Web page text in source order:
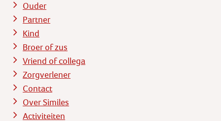
Ouder
Partner
Kind
Broer of zus
Vriend of collega
Zorgverlener
Contact
Over Similes
Activiteiten